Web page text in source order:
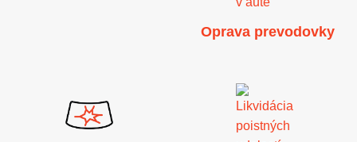
Oprava prevodovky